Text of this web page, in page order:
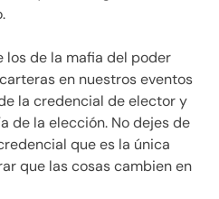
los de la mafia del poder
en nuestros eventos
la credencial de elector y
de la elección. No dejes de
que es la única
que las cosas cambien en